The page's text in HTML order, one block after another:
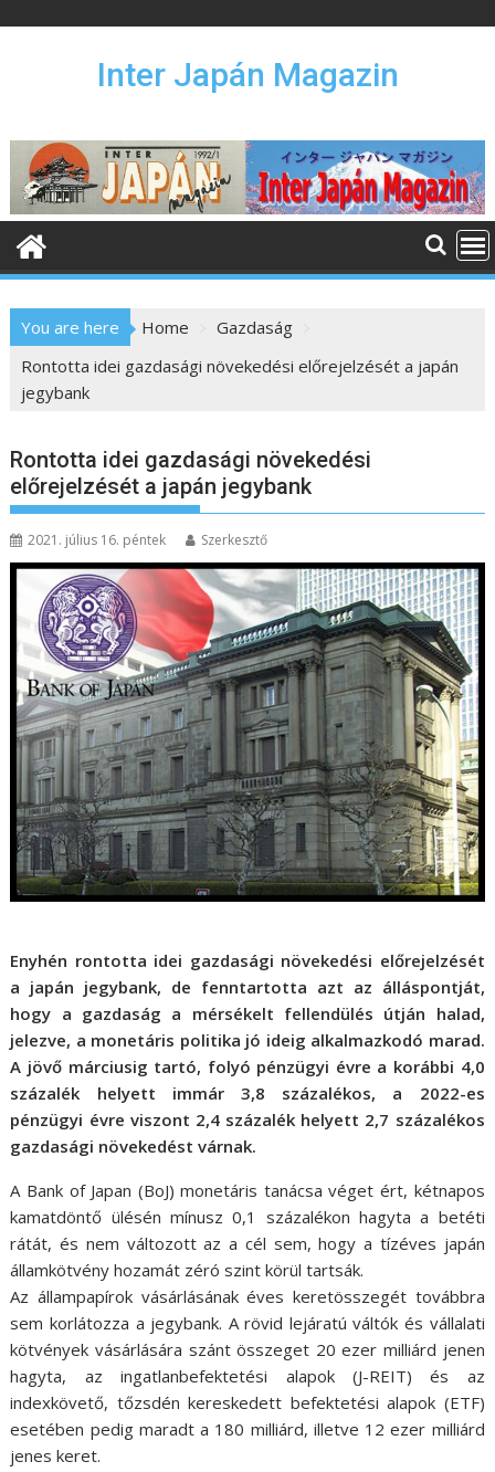
n
e
Inter Japán Magazin
You are here Home
Gazdaság
Rontotta idei gazdasági növekedési előrejelzését a japán
jegybank
Rontotta idei gazdasági növekedési
előrejelzését a japán jegybank
2021. július 16. péntek Szerkesztő
Enyhén rontotta idei gazdasági növekedési előrejelzését
a japán jegybank, de fenntartotta azt az álláspontját,
hogy a gazdaság a mérsékelt fellendülés útján halad,
jelezve, a monetáris politika jó ideig alkalmazkodó marad.
A jövő márciusig tartó, folyó pénzügyi évre a korábbi 4,0
százalék helyett immár 3,8 százalékos, a 2022-es
pénzügyi évre viszont 2,4 százalék helyett 2,7 százalékos
gazdasági növekedést várnak.
A Bank of Japan (BoJ) monetáris tanácsa véget ért, kétnapos
kamatdöntő ülésén mínusz 0,1 százalékon hagyta a betéti
rátát, és nem változott az a cél sem, hogy a tízéves japán
államkötvény hozamát zéró szint körül tartsák.
Az állampapírok vásárlásának éves keretösszegét továbbra
sem korlátozza a jegybank. A rövid lejáratú váltók és vállalati
kötvények vásárlására szánt összeget 20 ezer milliárd jenen
hagyta, az ingatlanbefektetési alapok (J-REIT) és az
indexkövető, tőzsdén kereskedett befektetési alapok (ETF)
esetében pedig maradt a 180 milliárd, illetve 12 ezer milliárd
jenes keret.